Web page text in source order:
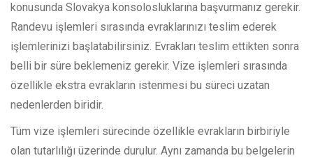
konusunda Slovakya konsolosluklarına başvurmanız gerekir.
Randevu işlemleri sırasında evraklarınızı teslim ederek
işlemlerinizi başlatabilirsiniz. Evrakları teslim ettikten sonra
belli bir süre beklemeniz gerekir. Vize işlemleri sırasında
özellikle ekstra evrakların istenmesi bu süreci uzatan
nedenlerden biridir.
Tüm vize işlemleri sürecinde özellikle evrakların birbiriyle
olan tutarlılığı üzerinde durulur. Aynı zamanda bu belgelerin